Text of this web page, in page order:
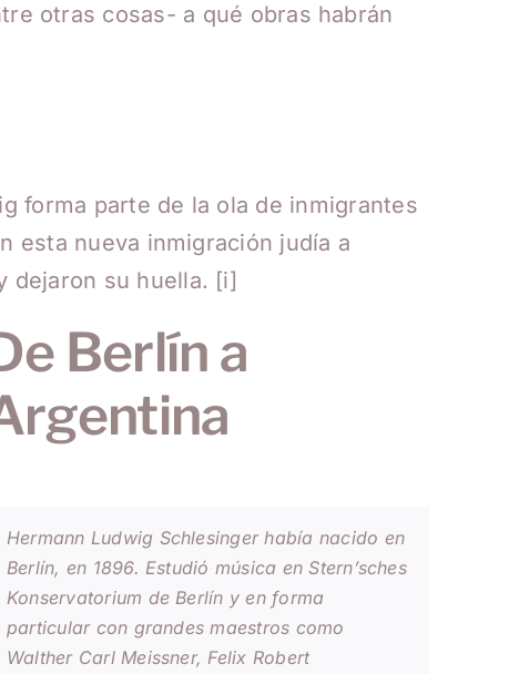
otras cosas- a qué obras habrán
forma parte de la ola de inmigrantes
esta nueva inmigración judía a
dejaron su huella. [i]
Berlín a
Hermann Ludwig Schlesinger había nacido en
Berlín, en 1896. Estudió música enStern’sches
Konservatorium de Berlín y en forma
particular con grandes maestros como
Walther Carl Meissner, Felix Robert